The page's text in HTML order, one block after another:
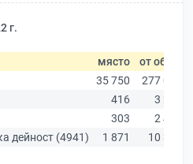
г.
място от общо
35 750
277 019
416
3 206
303
2 409
дейност (4941)
1 871 10 330